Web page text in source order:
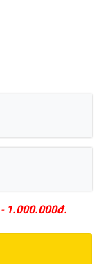
-1.000.000đ.